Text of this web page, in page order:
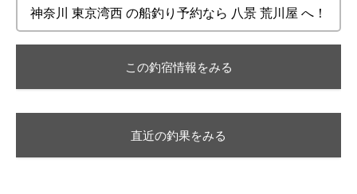
神奈川 東京湾西 の船釣り予約なら 八景 荒川屋 へ！
この釣宿情報をみる
直近の釣果をみる